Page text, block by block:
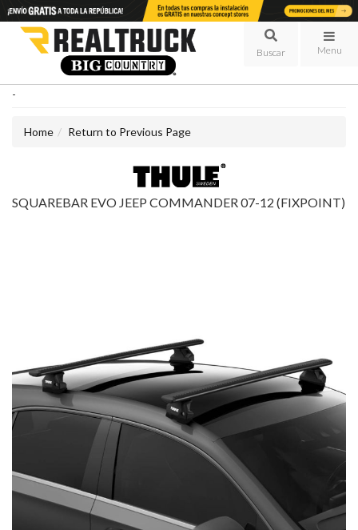
Menu
-
Home Return to Previous Page
SQUAREBAR EVO JEEP COMMANDER 07-12 (FIXPOINT)